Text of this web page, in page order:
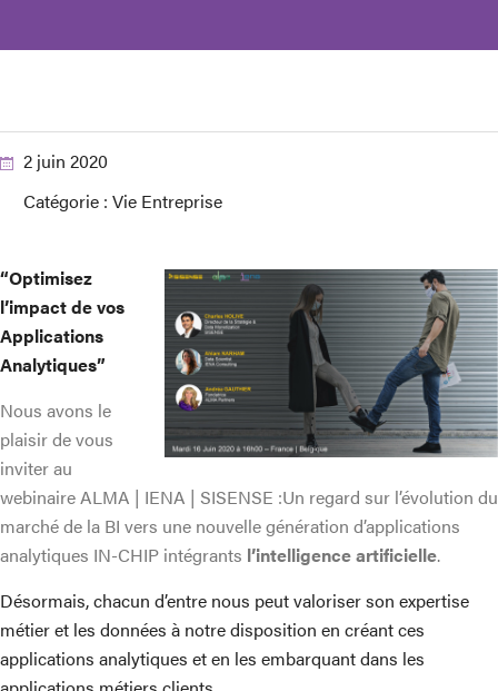
2 juin 2020
Catégorie : Vie Entreprise
“Optimisez
l’impact de vos
Applications
Analytiques”
Nous avons le
plaisir de vous
inviter au
webinaire ALMA | IENA | SISENSE :Un regard sur l’évolution du
marché de la BI vers une nouvelle génération d’applications
analytiques IN-CHIP intégrants l’intelligence artificielle.
Désormais, chacun d’entre nous peut valoriser son expertise
métier et les données à notre disposition en créant ces
applications analytiques et en les embarquant dans les